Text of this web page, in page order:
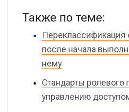
Также по теме:
Переклассификация
после начала
нему
Стандарты ролевого
управлению